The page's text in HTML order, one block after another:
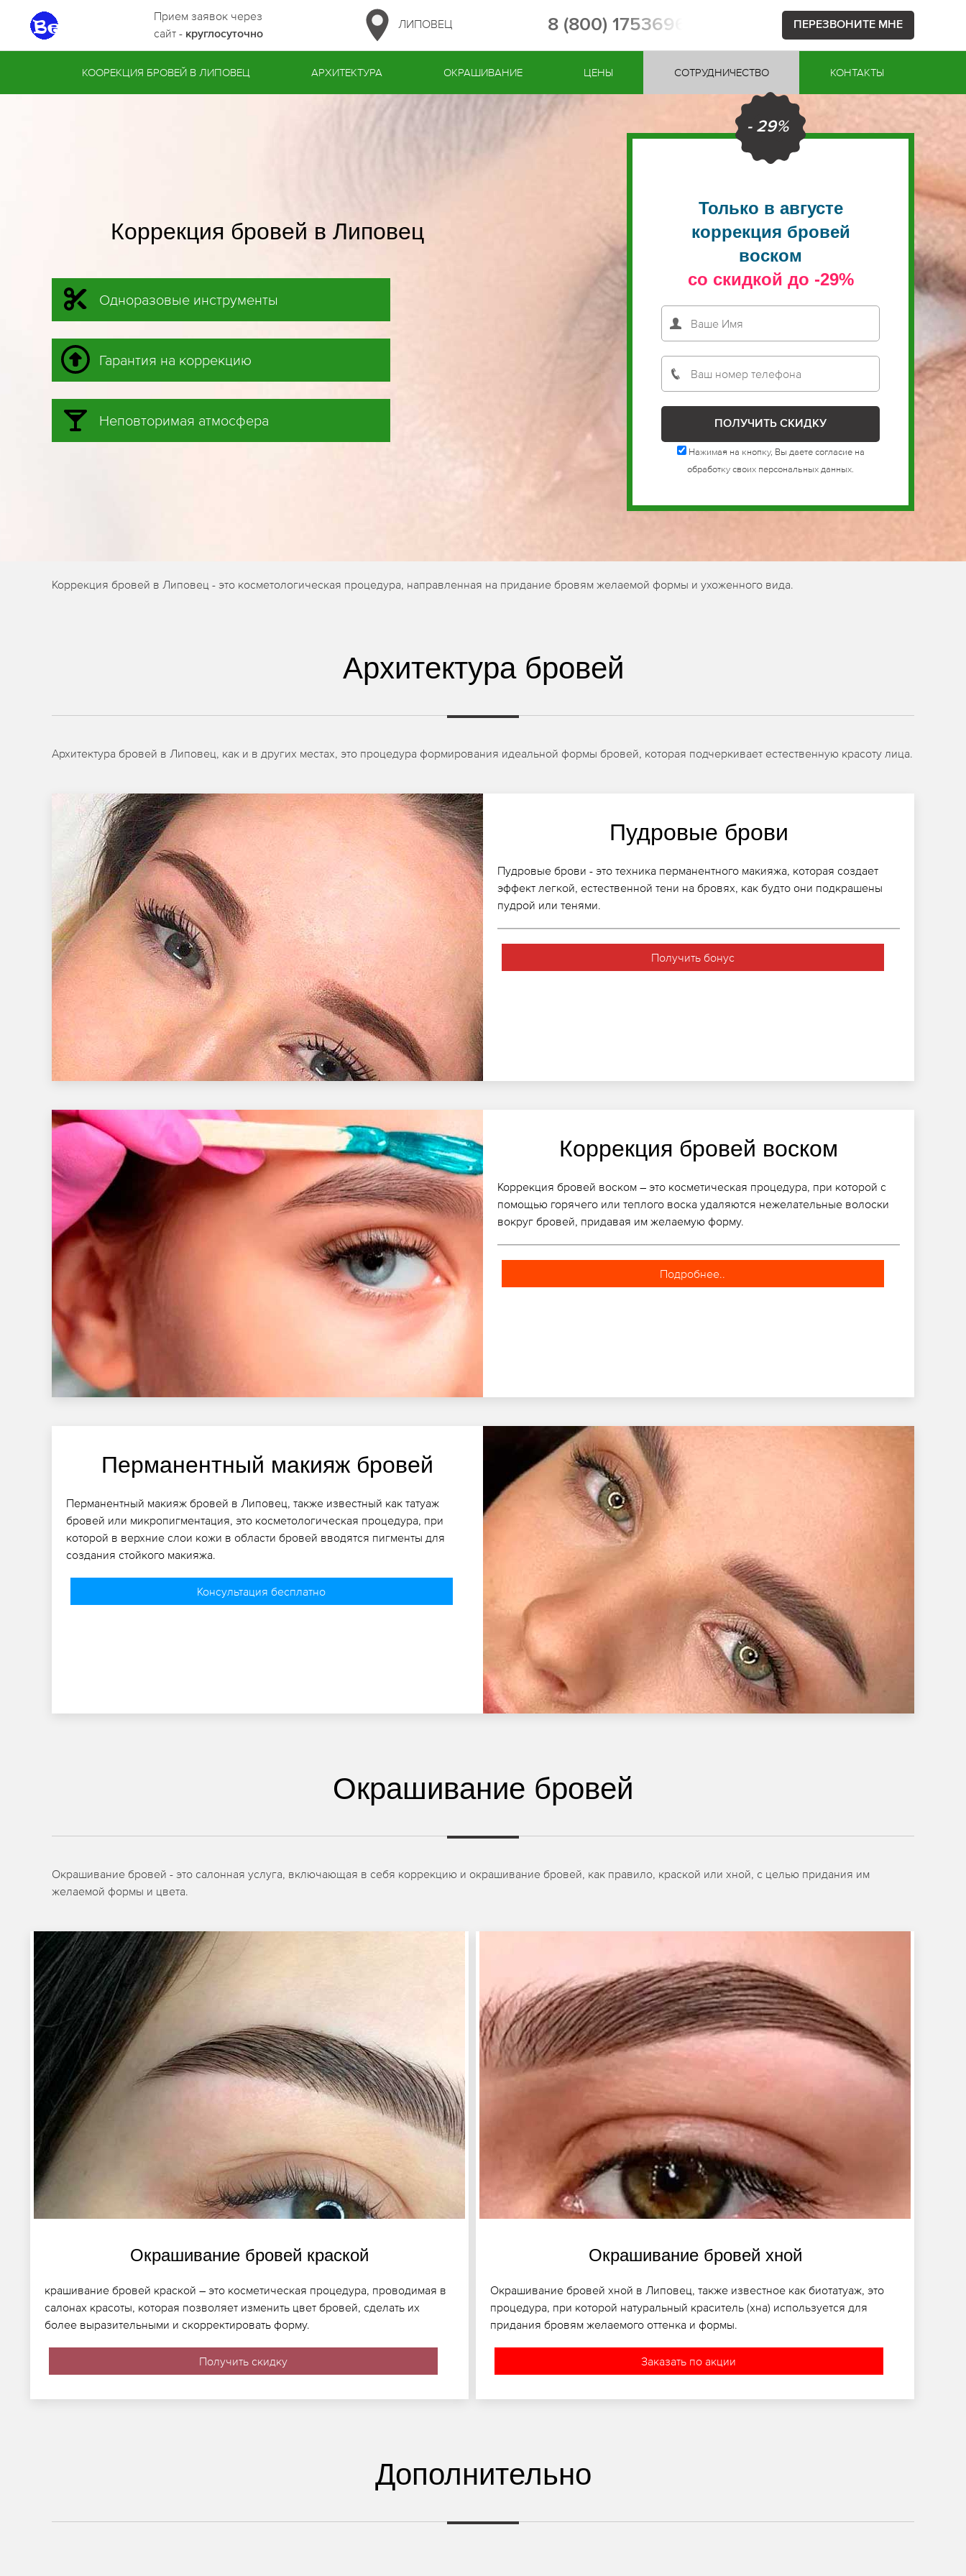
Прием заявок через
сайт - круглосуточно
ЛИПОВЕЦ 8 (800) 1753696 ПЕРЕЗВОНИТЕ МНЕ
КООРЕКЦИЯ БРОВЕЙ В ЛИПОВЕЦ АРХИТЕКТУРА ОКРАШИВАНИЕ ЦЕНЫ СОТРУДНИЧЕСТВО КОНТАКТЫ
Коррекция бровей в Липовец
Одноразовые инструменты
Гарантия на коррекцию
Неповторимая атмосфера
- 29%
Только в августе
коррекция бровей
воском
со скидкой до -29%
Нажимая на кнопку, Вы даете согласие на
обработку своих персональных данных.
Коррекция бровей в Липовец - это косметологическая процедура, направленная на придание бровям желаемой формы и ухоженного вида.
Архитектура бровей
Архитектура бровей в Липовец, как и в других местах, это процедура формирования идеальной формы бровей, которая подчеркивает естественную красоту лица.
Пудровые брови
Пудровые брови - это техника перманентного макияжа, которая создает
эффект легкой, естественной тени на бровях, как будто они подкрашены
пудрой или тенями.
Получить бонус
Коррекция бровей воском
Коррекция бровей воском – это косметическая процедура, при которой с
помощью горячего или теплого воска удаляются нежелательные волоски
вокруг бровей, придавая им желаемую форму.
Подробнее..
Перманентный макияж бровей
Перманентный макияж бровей в Липовец, также известный как татуаж
бровей или микропигментация, это косметологическая процедура, при
которой в верхние слои кожи в области бровей вводятся пигменты для
создания стойкого макияжа.
Консультация бесплатно
Окрашивание бровей
Окрашивание бровей - это салонная услуга, включающая в себя коррекцию и окрашивание бровей, как правило, краской или хной, с целью придания им
желаемой формы и цвета.
Окрашивание бровей краской
крашивание бровей краской – это косметическая процедура, проводимая в
салонах красоты, которая позволяет изменить цвет бровей, сделать их
более выразительными и скорректировать форму.
Получить скидку
Окрашивание бровей хной
Окрашивание бровей хной в Липовец, также известное как биотатуаж, это
процедура, при которой натуральный краситель (хна) используется для
придания бровям желаемого оттенка и формы.
Заказать по акции
Дополнительно